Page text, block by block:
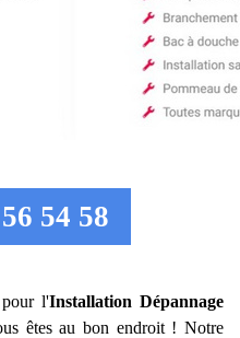
54 58
pour l'Installation Dépannage
êtes au bon endroit ! Notre